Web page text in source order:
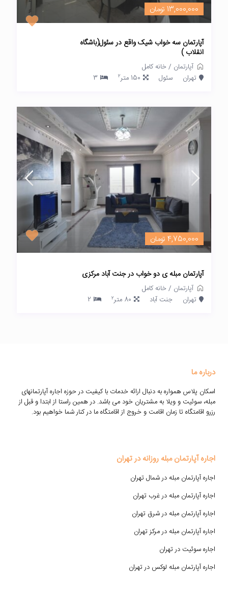
13,000,000 تومان
آپارتمان سه خواب شیک واقع در سئول(باشگاه
انقلاب )
آپارتمان /خانه کامل
تهران
سئول 150 متر 2
3
4,750,000 تومان
آپارتمان مبله ی دو خواب در جنت آباد مرکزی
آپارتمان /خانه کامل
تهران
جنت آباد 80 متر 2
2
درباره ما
اسکان پلاس همواره به دنبال ارائه خدمات با کیفیت در حوزه اجاره آپارتمانهای
مبله، سوئیت و ویلا به مشتریان خود می باشد. در همین راستا از ابتدا و قبل از
رزرو اقامتگاه تا زمان اقامت و خروج از اقامتگاه ما در کنار شما خواهیم بود.
اجاره آپارتمان مبله روزانه در تهران
اجاره آپارتمان مبله در شمال تهران
اجاره آپارتمان مبله در غرب تهران
اجاره آپارتمان مبله در شرق تهران
اجاره آپارتمان مبله در مرکز تهران
اجاره سوئیت در تهران
اجاره آپارتمان مبله لوکس در تهران